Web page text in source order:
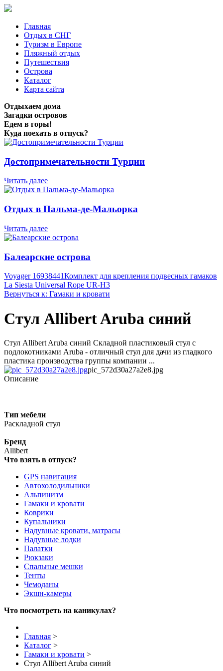
Главная
Отдых в СНГ
Туризм в Европе
Пляжный отдых
Путешествия
Острова
Каталог
Карта сайта
Отдыхаем дома
Загадки островов
Едем в горы!
Куда поехать в отпуск?
Достопримечательности Турции
Читать далее
Отдых в Пальма-де-Мальорка
Читать далее
Балеарские острова
Voyager 16938441Комплект для крепления подвесных гамаков
La Siesta Universal Rope UR-H3
Вернуться к: Гамаки и кровати
Стул Allibert Aruba синий
Стул Allibert Aruba синий Складной пластиковый стул с
подлокотниками Aruba - отличный стул для дачи из гладкого
пластика производства группы компании ...
pic_572d30a27a2e8.jpg
Описание
Тип мебели
Раскладной стул
Бренд
Allibert
Что взять в отпуск?
GPS навигация
Автохолодильники
Альпинизм
Гамаки и кровати
Коврики
Купальники
Надувные кровати, матрасы
Надувные лодки
Палатки
Рюкзаки
Спальные мешки
Тенты
Чемоданы
Экшн-камеры
Что посмотреть на каникулах?
Главная >
Каталог >
Гамаки и кровати >
Стул Allibert Aruba синий